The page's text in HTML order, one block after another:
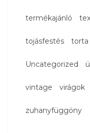
termékajánló
tojásfestés torta
Uncategorized
vintage virágok
zuhanyfüggöny